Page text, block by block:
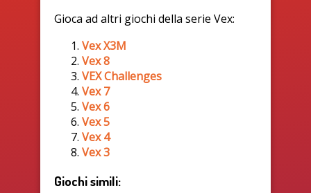
Gioca ad altri giochi della serie Vex:
Vex X3M
Vex 8
VEX Challenges
Vex 7
Vex 6
Vex 5
Vex 4
Vex 3
Giochi simili: